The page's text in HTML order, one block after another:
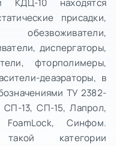
КДЦ-10 находятся
присадки,
диспергаторы,
фторполимеры,
деаэраторы, в
ТУ 2382-
СП-13, СП-15, Лапрол,
FoamLock, Синфом.
категории